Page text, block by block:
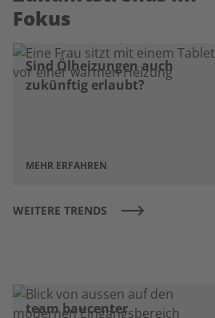
Fokus
Sind Ölheizungen auch
zukünftig erlaubt?
MEHR ERFAHREN
WEITERE TRENDS
team baucenter